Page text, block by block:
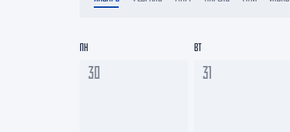
ЦСКА
Шанхайские Драконы
30 31
ПН ВТ